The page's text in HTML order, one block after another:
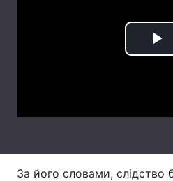
Послуги
За його словами, слідство